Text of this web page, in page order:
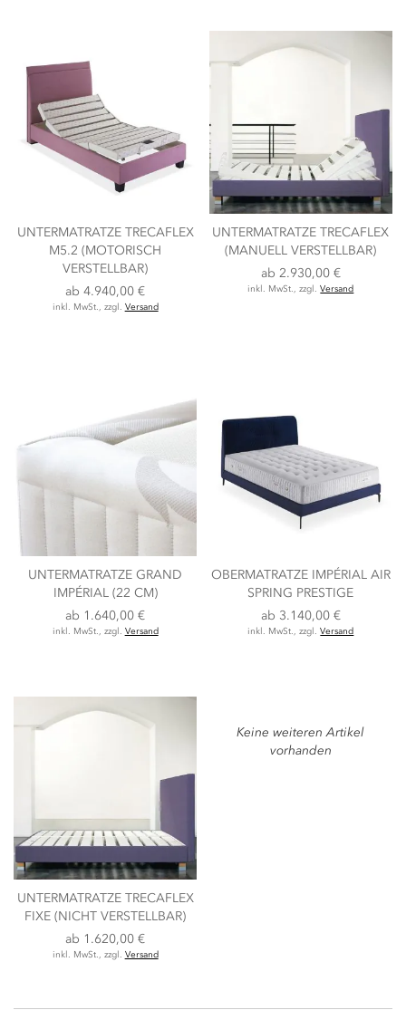
UNTERMATRATZE TRECAFLEX
M5.2 (MOTORISCH
VERSTELLBAR)
ab4.940,00 €
inkl. MwSt., zzgl. Versand
UNTERMATRATZE TRECAFLEX
(MANUELL VERSTELLBAR)
ab 2.930,00 €
inkl. MwSt., zzgl.Versand
UNTERMATRATZE GRAND
IMPÉRIAL (22 CM)
ab 1.640,00 €
inkl. MwSt., zzgl. Versand
OBERMATRATZE IMPÉRIAL AIR
SPRING PRESTIGE
ab 3.140,00 €
inkl. MwSt., zzgl.Versand
UNTERMATRATZE TRECAFLEX
FIXE (NICHT VERSTELLBAR)
ab 1.620,00 €
inkl. MwSt., zzgl. Versand
Keine weiteren Artikel
vorhanden